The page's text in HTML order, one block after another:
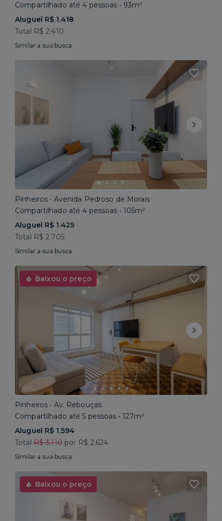
Compartilhado até 4 pessoas • 93m²
Aluguel R$ 1.418
Total R$ 2.410
Similar a sua busca
Pinheiros • Avenida Pedroso de Morais
Compartilhado até 4 pessoas • 105m²
Aluguel R$ 1.425
Total R$ 2.705
Similar a sua busca
Baixou o preço
Pinheiros • Av. Rebouças
Compartilhado até 5 pessoas • 127m²
Aluguel R$ 1.594
Total R$ 3.110por R$ 2.624
Similar a sua busca
Baixou o preço